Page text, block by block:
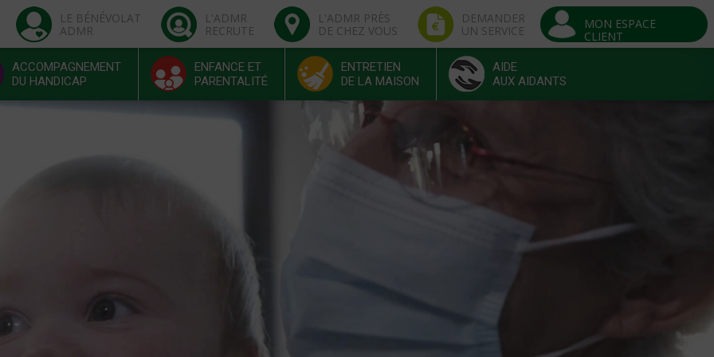
LE BÉNÉVOLAT
ADMR
L'ADMR
RECRUTE
L'ADMR PRÈS
DE CHEZ VOUS
DEMANDER
UN SERVICE
MON ESPACE
CLIENT
ACCOMPAGNEMENT
DU HANDICAP
ENFANCE ET
PARENTALITÉ
ENTRETIEN
DE LA MAISON
AIDE
AUX AIDANTS